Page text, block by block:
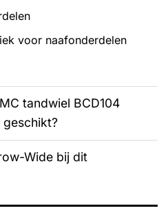
voor naafonderdelen
tandwiel BCD104
Wide bij dit